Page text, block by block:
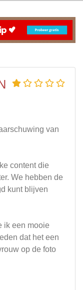
van
content die
We hebben de
kunt blijven
ik een mooie
dat het een
op de foto